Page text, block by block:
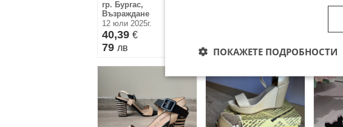
гр. Бургас,
Възраждане
12 юли 2025г.
40,39 €
79 лв 69,90лв
16€
31,29
ПОКАЖЕТЕ ПОДРОБНОСТИ